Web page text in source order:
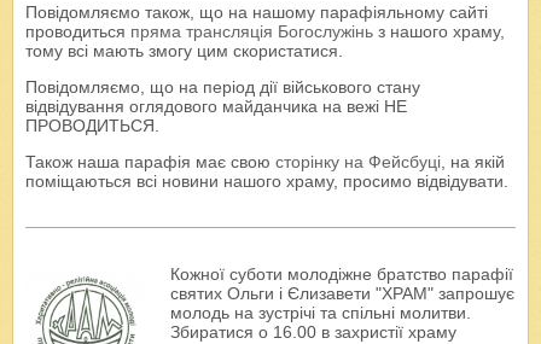
Повідомляємо також, що на нашому парафіяльному сайті
проводиться пряма трансляція Богослужінь з нашого храму,
тому всі мають змогу цим скористатися.
Повідомляємо, що на період дії військового стану
відвідування оглядового майданчика на вежі НЕ
ПРОВОДИТЬСЯ.
Також наша парафія має свою сторінку на Фейсбуці, на якій
поміщаються всі новини нашого храму, просимо відвідувати.
Кожної суботи молодіжне братство парафії
святих Ольги і Єлизавети "ХРАМ" запрошує
молодь на зустрічі та спільні молитви.
Збиратися о 16.00 в захристії храму